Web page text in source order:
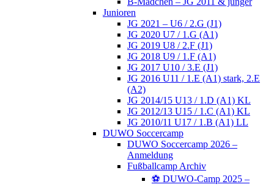
Junioren
JG 2021 – U6 / 2.G (J1)
JG 2020 U7 / 1.G (A1)
JG 2019 U8 / 2.F (J1)
JG 2018 U9 / 1.F (A1)
JG 2017 U10 / 3.E (J1)
JG 2016 U11 / 1.E (A1) stark, 2.E
(A2)
JG 2014/15 U13 / 1.D (A1) KL
JG 2012/13 U15 / 1.C (A1) KL
JG 2010/11 U17 / 1.B (A1) LL
DUWO Soccercamp
DUWO Soccercamp 2026 –
Anmeldung
Fußballcamp Archiv
⚽️ DUWO-Camp 2025 –